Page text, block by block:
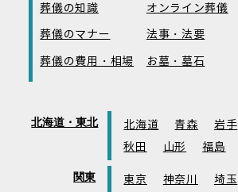
葬儀の知識 オンライン葬儀
葬儀のマナー
法事・法要
葬儀の費用・相場
お墓・墓石
北海道・東北 北海道 青森 岩手
秋田
山形 福島
関東 東京 神奈川 埼玉